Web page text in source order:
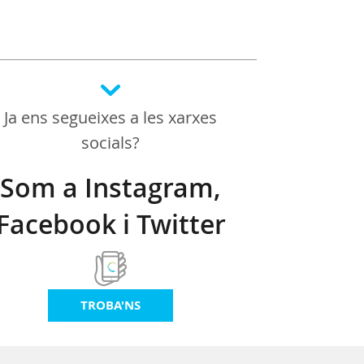
Ja ens segueixes a les xarxes
socials?
Som a Instagram,
i Twitter
TROBA'NS